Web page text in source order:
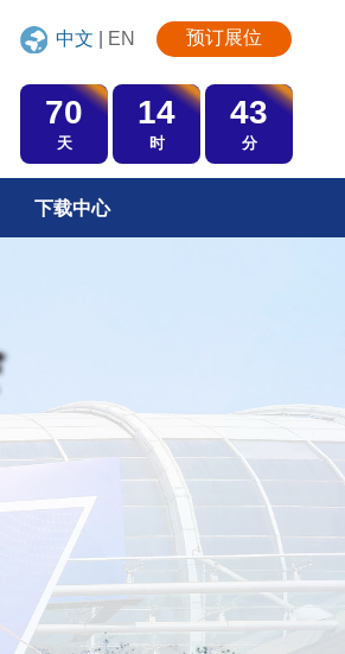
中文 EN 预订展位
70
天
14
时
43
分
下载中心